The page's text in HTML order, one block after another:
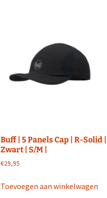
Buff | 5 Panels Cap | R-Solid |
Zwart | S/M |
€29,95
Toevoegen aan winkelwagen